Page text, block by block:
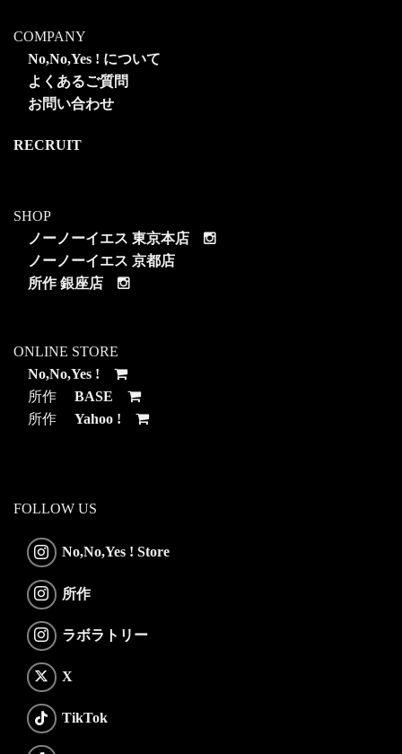
COMPANY
No,No,Yes ! について
よくあるご質問
お問い合わせ
RECRUIT
SHOP
ノーノーイエス 東京本店
ノーノーイエス 京都店
所作 銀座店
ONLINE STORE
No,No,Yes !
所作 BASE
所作 Yahoo !
FOLLOW US
No,No,Yes ! Store
所作
ラボラトリー
X
TikTok